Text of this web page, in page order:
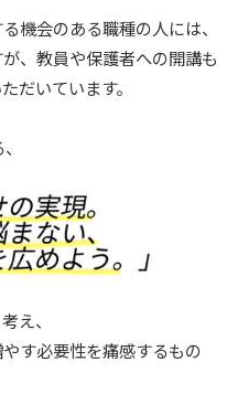
機会のある職種の人には、
、教員や保護者への開講も
だいています。
え、
す必要性を痛感するもの